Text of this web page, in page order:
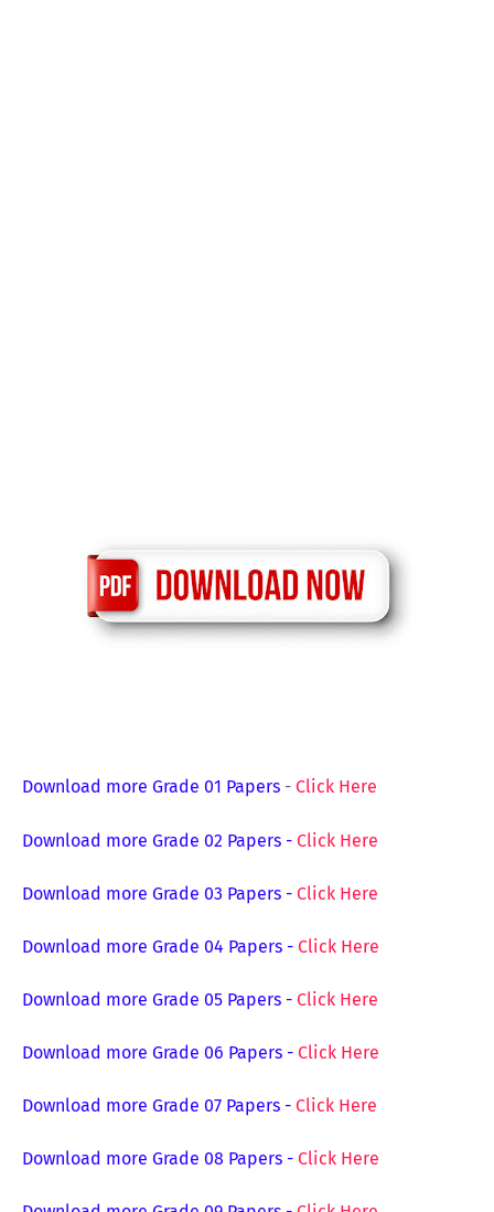
Download more Grade 01 Papers - Click Here
Download more Grade 02 Papers - Click Here
Download more Grade 03 Papers - Click Here
Download more Grade 04 Papers - Click Here
Download more Grade 05 Papers - Click Here
Download more Grade 06 Papers - Click Here
Download more Grade 07 Papers - Click Here
Download more Grade 08 Papers - Click Here